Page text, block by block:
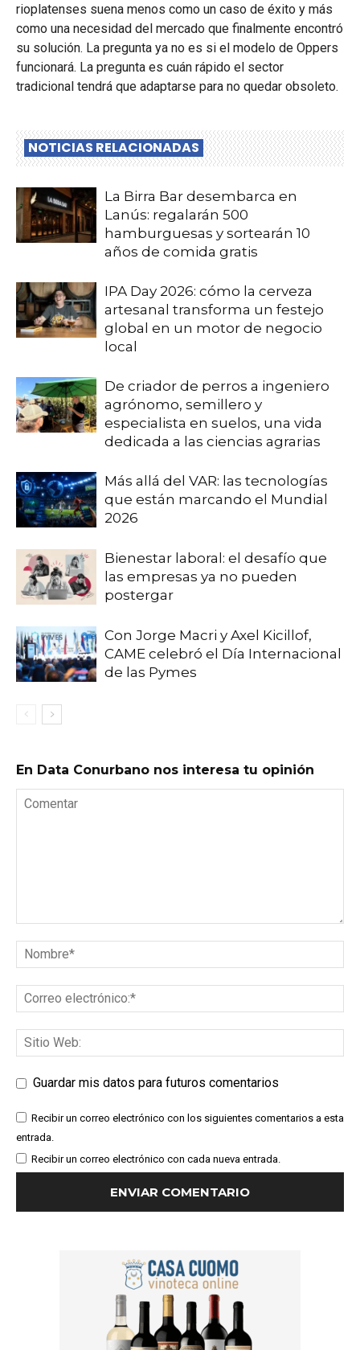
rioplatenses suena menos como un caso de éxito y más
como una necesidad del mercado que finalmente encontró
su solución. La pregunta ya no es si el modelo de Oppers
funcionará. La pregunta es cuán rápido el sector
tradicional tendrá que adaptarse para no quedar obsoleto.
NOTICIAS RELACIONADAS
La Birra Bar desembarca en
Lanús: regalarán 500
hamburguesas y sortearán 10
años de comida gratis
IPA Day 2026: cómo la cerveza
artesanal transforma un festejo
global en un motor de negocio
local
De criador de perros a ingeniero
agrónomo, semillero y
especialista en suelos, una vida
dedicada a las ciencias agrarias
Más allá del VAR: las tecnologías
que están marcando el Mundial
2026
Bienestar laboral: el desafío que
las empresas ya no pueden
postergar
Con Jorge Macri y Axel Kicillof,
CAME celebró el Día Internacional
de las Pymes
En Data Conurbano nos interesa tu opinión
Guardar mis datos para futuros comentarios
Recibir un correo electrónico con los siguientes comentarios a esta
entrada.
Recibir un correo electrónico con cada nueva entrada.